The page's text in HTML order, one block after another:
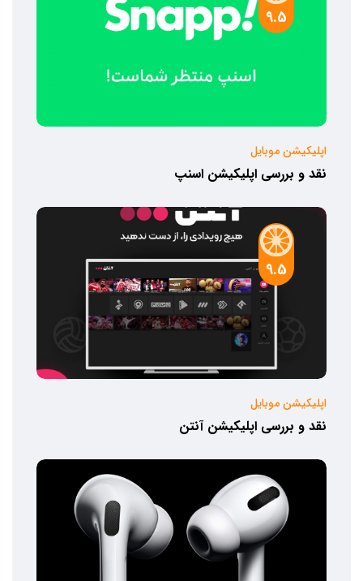
9.5
اپلیکیشن موبایل
نقد و بررسی اپلیکیشن اسنپ
9.5
اپلیکیشن موبایل
نقد و بررسی اپلیکیشن آنتن